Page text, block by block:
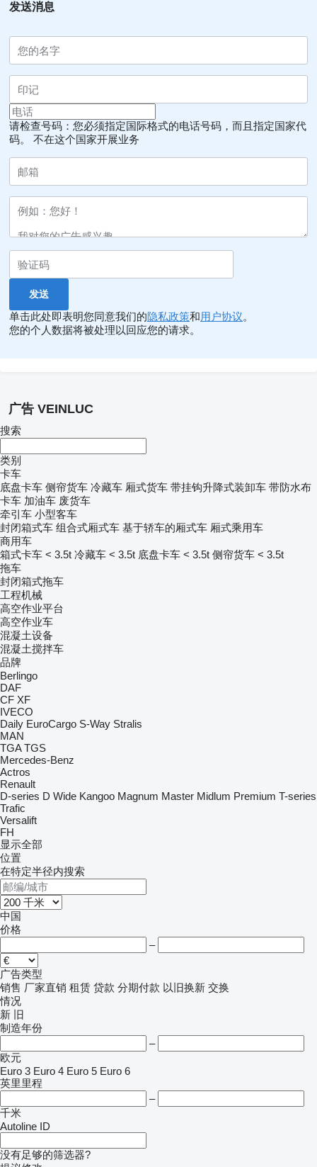
发送消息
请检查号码：您必须指定国际格式的电话号码，而且指定国家代
码。
不在这个国家开展业务
单击此处即表明您同意我们的隐私政策和用户协议。
您的个人数据将被处理以回应您的请求。
广告 VEINLUC
搜索
类别
卡车
底盘卡车 侧帘货车 冷藏车 厢式货车 带挂钩升降式装卸车 带防水布
卡车 加油车 废货车
牵引车 小型客车
封闭箱式车 组合式厢式车 基于轿车的厢式车 厢式乘用车
商用车
箱式卡车 < 3.5t 冷藏车 < 3.5t 底盘卡车 < 3.5t 侧帘货车 < 3.5t
拖车
封闭箱式拖车
工程机械
高空作业平台
高空作业车
混凝土设备
混凝土搅拌车
品牌
Berlingo
DAF
CF XF
IVECO
Daily EuroCargo S-Way Stralis
MAN
TGA TGS
Mercedes-Benz
Actros
Renault
D-series D Wide Kangoo Magnum Master Midlum Premium T-series
Trafic
Versalift
FH
显示全部
位置
在特定半径内搜索
中国
价格
–
广告类型
销售 厂家直销 租赁 贷款 分期付款 以旧换新 交换
情况
新 旧
制造年份
–
欧元
Euro 3 Euro 4 Euro 5 Euro 6
英里里程
–
千米
Autoline ID
没有足够的筛选器?